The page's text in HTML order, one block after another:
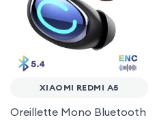
XIAOMI REDMI A5
Oreillette Mono Bluetooth